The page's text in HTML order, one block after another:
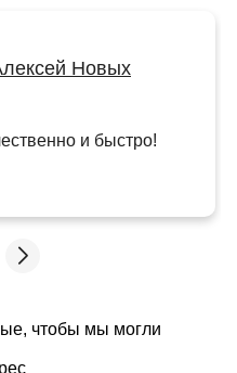
Новых
и быстро!
чтобы мы могли